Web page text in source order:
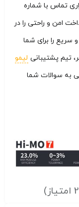
تماس با شماره
امن و راحتی را در
سریع را برای شما
تیم پشتیبانی لیمو
به سوالات شما